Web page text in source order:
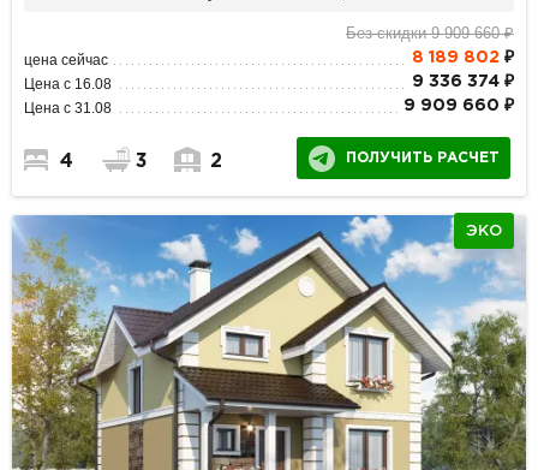
Без скидки 9 909 660 ₽
цена сейчас 8 189 802 ₽
Цена с 16.08 9 336 374 ₽
Цена с 31.08 9 909 660 ₽
4 3 2 ПОЛУЧИТЬ РАСЧЕТ
ЭКО